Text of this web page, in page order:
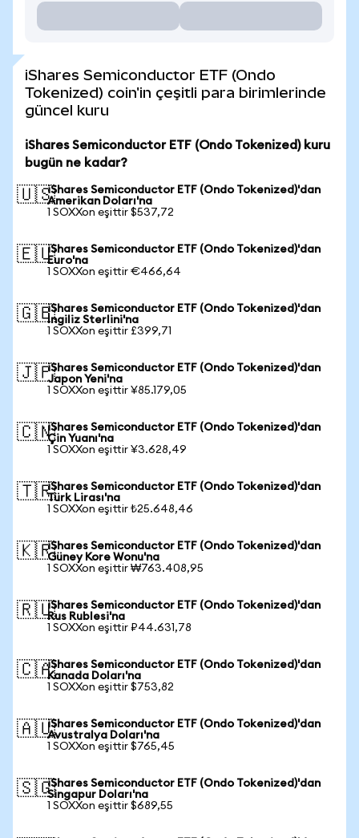
iShares Semiconductor ETF (Ondo
Tokenized) coin'in çeşitli para birimlerinde
güncel kuru
iShares Semiconductor ETF (Ondo Tokenized) kuru
bugün ne kadar?
🇺🇸iShares Semiconductor ETF (Ondo Tokenized)'dan
Amerikan Doları'na
1 SOXXon eşittir $537,72
🇪🇺iShares Semiconductor ETF (Ondo Tokenized)'dan
Euro'na
1 SOXXon eşittir €466,64
🇬🇧iShares Semiconductor ETF (Ondo Tokenized)'dan
İngiliz Sterlini'na
1 SOXXon eşittir £399,71
🇯🇵iShares Semiconductor ETF (Ondo Tokenized)'dan
Japon Yeni'na
1 SOXXon eşittir ¥85.179,05
🇨🇳iShares Semiconductor ETF (Ondo Tokenized)'dan
Çin Yuanı'na
1 SOXXon eşittir ¥3.628,49
🇹🇷iShares Semiconductor ETF (Ondo Tokenized)'dan
Türk Lirası'na
1 SOXXon eşittir ₺25.648,46
🇰🇷iShares Semiconductor ETF (Ondo Tokenized)'dan
Güney Kore Wonu'na
1 SOXXon eşittir ₩763.408,95
🇷🇺iShares Semiconductor ETF (Ondo Tokenized)'dan
Rus Rublesi'na
1 SOXXon eşittir ₽44.631,78
🇨🇦iShares Semiconductor ETF (Ondo Tokenized)'dan
Kanada Doları'na
1 SOXXon eşittir $753,82
🇦🇺iShares Semiconductor ETF (Ondo Tokenized)'dan
Avustralya Doları'na
1 SOXXon eşittir $765,45
🇸🇬iShares Semiconductor ETF (Ondo Tokenized)'dan
Singapur Doları'na
1 SOXXon eşittir $689,55